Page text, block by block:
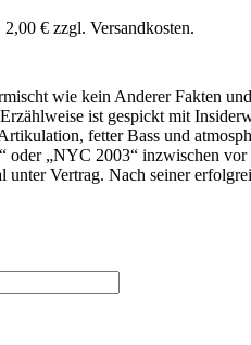
€ zzgl. Versandkosten.
wie kein Anderer Fakten
ist gespickt mit
fetter Bass und
oder „NYC 2003“ inzwischen
Vertrag. Nach seiner